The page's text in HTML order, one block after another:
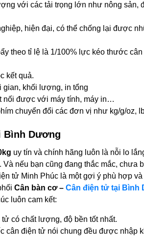
với các tải trọng lớn như nông sản,
hiện đại, có thể chống lại được
theo tỉ lệ là 1/100% lực kéo thước
kết quả.
gian, khối lượng, in tổng
nối được với máy tính, máy in…
chuyển đổi các đơn vị như kg/g/oz,
Bình Dương
uy tín và chính hãng luôn là nỗi lo
nếu bạn cũng đang thắc mắc, chưa
tử Minh Phúc là một gợi ý phù hợp và
Cân bàn cơ – Cân điện tử tại Bình
luôn cam kết:
có chất lượng, độ bền tốt nhất.
cân điện tử nói chung đều được nhập